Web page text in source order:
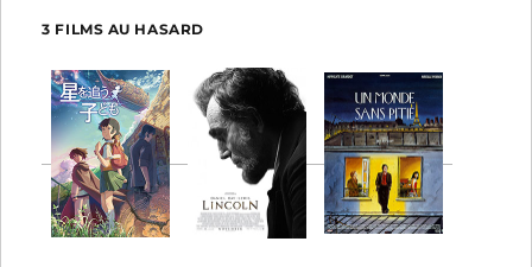
3 FILMS AU HASARD